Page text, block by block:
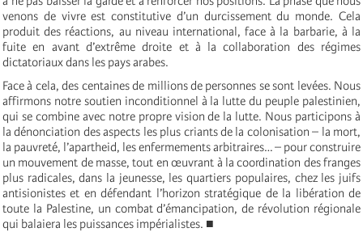
venons de vivre est constitutive d’un durcissement du monde. Cela
produit des réactions, au niveau international, face à la barbarie, à la
fuite en avant d’extrême droite et à la collaboration des régimes
dictatoriaux dans les pays arabes.
Face à cela, des centaines de millions de personnes se sont levées. Nous
affirmons notre soutien inconditionnel à la lutte du peuple palestinien,
qui se combine avec notre propre vision de la lutte. Nous participons à
la dénonciation des aspects les plus criants de la colonisation – la mort,
la pauvreté, l’apartheid, les enfermements arbitraires… – pour construire
un mouvement de masse, tout en œuvrant à la coordination des franges
plus radicales, dans la jeunesse, les quartiers populaires, chez les juifs
antisionistes et en défendant l’horizon stratégique de la libération de
toute la Palestine, un combat d’émancipation, de révolution régionale
qui balaiera les puissances impérialistes. ■